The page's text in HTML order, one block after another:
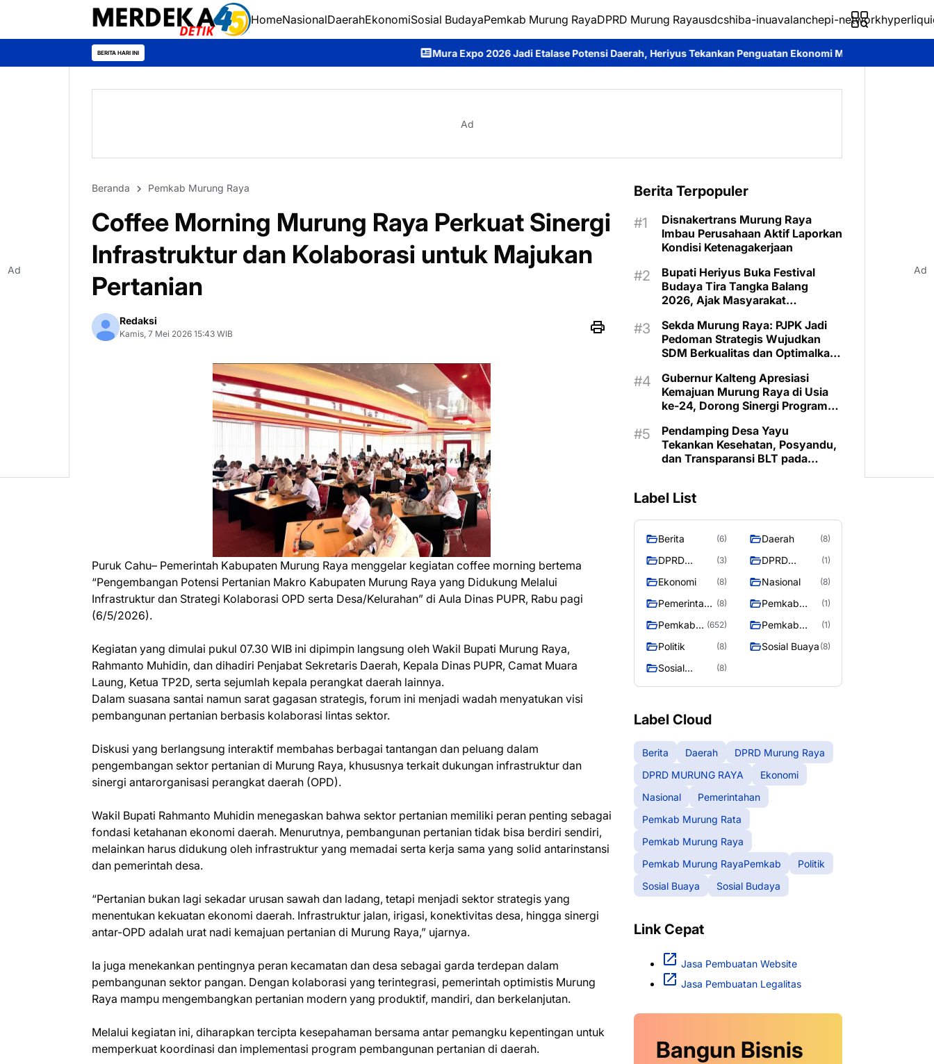
HomeNasionalDaerahEkonomiSosial BudayaPemkab Murung RayaDPRD Murung Rayausdcshiba-inuavalanchepi-network
BERITA HARI INI Mura Expo 2026 Jadi Etalase Potensi Daerah, Heriyus Tekankan Penguatan Ekonomi Masyarakat Roy Chahyadi: Mura Expo
Ad
Beranda Pemkab Murung Raya
Coffee Morning Murung Raya Perkuat Sinergi
Infrastruktur dan Kolaborasi untuk Majukan
Pertanian
Redaksi
Kamis, 7 Mei 2026 15:43 WIB
Puruk Cahu– Pemerintah Kabupaten Murung Raya menggelar kegiatan coffee morning bertema
“Pengembangan Potensi Pertanian Makro Kabupaten Murung Raya yang Didukung Melalui
Infrastruktur dan Strategi Kolaborasi OPD serta Desa/Kelurahan” di Aula Dinas PUPR, Rabu pagi
(6/5/2026).
Kegiatan yang dimulai pukul 07.30 WIB ini dipimpin langsung oleh Wakil Bupati Murung Raya,
Rahmanto Muhidin, dan dihadiri Penjabat Sekretaris Daerah, Kepala Dinas PUPR, Camat Muara
Laung, Ketua TP2D, serta sejumlah kepala perangkat daerah lainnya.
Dalam suasana santai namun sarat gagasan strategis, forum ini menjadi wadah menyatukan visi
pembangunan pertanian berbasis kolaborasi lintas sektor.
Diskusi yang berlangsung interaktif membahas berbagai tantangan dan peluang dalam
pengembangan sektor pertanian di Murung Raya, khususnya terkait dukungan infrastruktur dan
sinergi antarorganisasi perangkat daerah (OPD).
Wakil Bupati Rahmanto Muhidin menegaskan bahwa sektor pertanian memiliki peran penting sebagai
fondasi ketahanan ekonomi daerah. Menurutnya, pembangunan pertanian tidak bisa berdiri sendiri,
melainkan harus didukung oleh infrastruktur yang memadai serta kerja sama yang solid antarinstansi
dan pemerintah desa.
“Pertanian bukan lagi sekadar urusan sawah dan ladang, tetapi menjadi sektor strategis yang
menentukan kekuatan ekonomi daerah. Infrastruktur jalan, irigasi, konektivitas desa, hingga sinergi
antar-OPD adalah urat nadi kemajuan pertanian di Murung Raya,” ujarnya.
Ia juga menekankan pentingnya peran kecamatan dan desa sebagai garda terdepan dalam
pembangunan sektor pangan. Dengan kolaborasi yang terintegrasi, pemerintah optimistis Murung
Raya mampu mengembangkan pertanian modern yang produktif, mandiri, dan berkelanjutan.
Melalui kegiatan ini, diharapkan tercipta kesepahaman bersama antar pemangku kepentingan untuk
memperkuat koordinasi dan implementasi program pembangunan pertanian di daerah.
Berita Terpopuler
Disnakertrans Murung Raya
Imbau Perusahaan Aktif Laporkan
Kondisi Ketenagakerjaan
Bupati Heriyus Buka Festival
Budaya Tira Tangka Balang
2026, Ajak Masyarakat
Sekda Murung Raya: PJPK Jadi
Pedoman Strategis Wujudkan
SDM Berkualitas dan Optimalkan
Gubernur Kalteng Apresiasi
Kemajuan Murung Raya di Usia
ke-24, Dorong Sinergi Program
Pendamping Desa Yayu
Tekankan Kesehatan, Posyandu,
dan Transparansi BLT pada
Label List
Berita (6) Daerah (8)
DPRD
Raya
(3)
DPRD
RAYA
(1)
Ekonomi (8) Nasional (8)
Pemerintaha (8)
Pemkab
(1)
Pemkab
Raya
(652)
Pemkab
RayaPemka
(1)
Politik (8) Sosial Buaya (8)
Sosial
(8)
Label Cloud
Berita Daerah
DPRD Murung Raya
DPRD MURUNG RAYA
Ekonomi
Nasional
Pemerintahan
Pemkab Murung Rata
Pemkab Murung Raya
Pemkab Murung RayaPemkab
Politik
Sosial Buaya
Sosial Budaya
Link Cepat
Jasa Pembuatan Website
Jasa Pembuatan Legalitas
Bangun Bisnis
Ad Ad